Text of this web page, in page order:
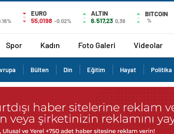
EURO
55,0198 -0.02%
ALTIN
6.517,23 0,38
BITCOIN
%
Spor Kadın Foto Galeri Videolar
Bülten Din Eğitim Hayat Politika